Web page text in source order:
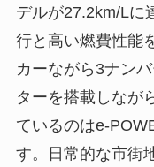
デルが27.2km/Lに
行と高い燃費性能
カーながら3ナン
ターを搭載しなが
ているのはe-
す。日常的な市街